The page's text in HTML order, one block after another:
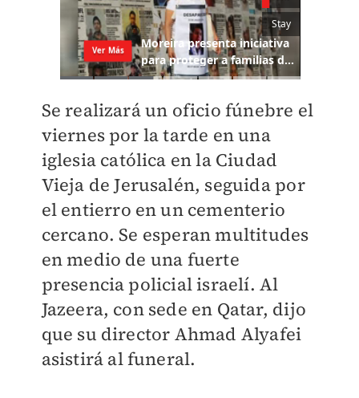
Se realizará un oficio fúnebre el
viernes por la tarde en una
iglesia católica en la Ciudad
Vieja de Jerusalén, seguida por
el entierro en un cementerio
cercano. Se esperan multitudes
en medio de una fuerte
presencia policial israelí. Al
Jazeera, con sede en Qatar, dijo
que su director Ahmad Alyafei
asistirá al funeral.